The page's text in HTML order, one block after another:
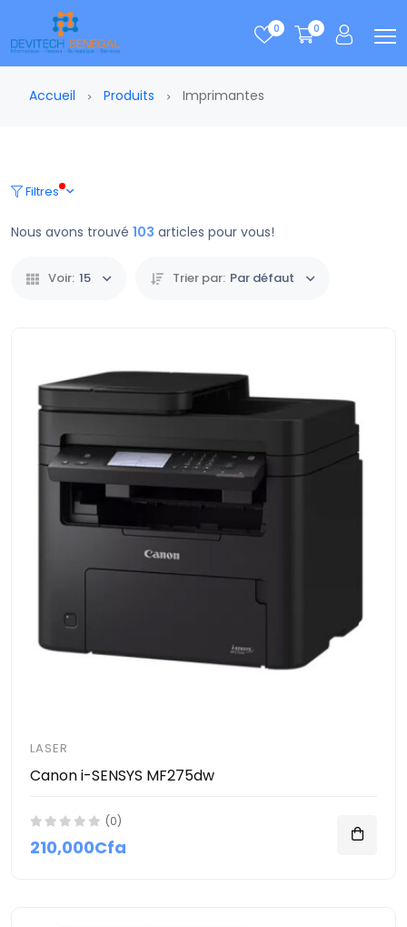
0 0
Accueil Produits Imprimantes
Filtres
Nous avons trouvé 103 articles pour vous!
Voir: 15 Trier par: Par défaut
LASER
Canon i-SENSYS MF275dw
(0)
210,000Cfa